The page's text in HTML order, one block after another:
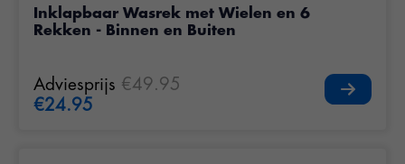
Inklapbaar Wasrek met Wielen en 6
Rekken - Binnen en Buiten
Adviesprijs €49.95
€24.95